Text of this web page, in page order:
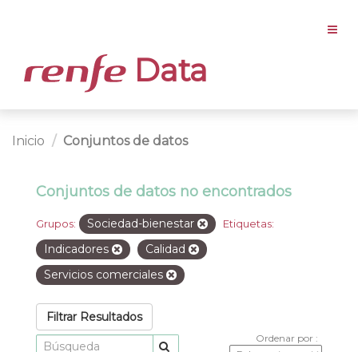
Data
Inicio Conjuntos de datos
Conjuntos de datos no encontrados
Grupos: Sociedad-bienestar Etiquetas:
Indicadores
Calidad
Servicios comerciales
Filtrar Resultados
Ordenar por